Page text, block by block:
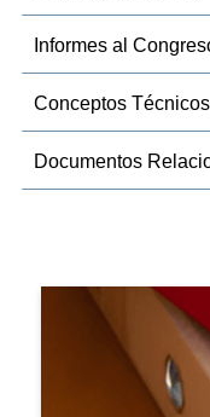
Informes al
Conceptos Técnicos
Documentos